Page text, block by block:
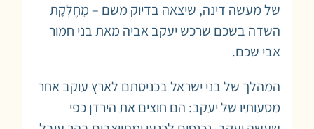
של מעשה דינה, שיצאה בדיוק משם – מֵחֶלְקָת
השדה בשכם שרכש יעקב אביה מאת בני חמור
אבי שכם.
המהלך של בני ישראל בכניסתם לארץ עוקב אחר
מסעותיו של יעקב: הם חוצים את הירדן כפי